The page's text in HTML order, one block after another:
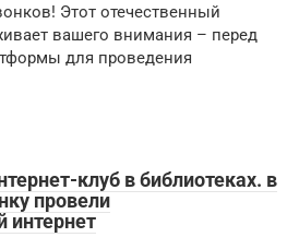
Этот отечественный
вашего внимания – перед
для проведения
клуб в библиотеках. в
провели
интернет